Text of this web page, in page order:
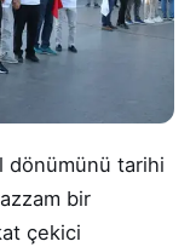
dönümünü tarihi
bir
çekici